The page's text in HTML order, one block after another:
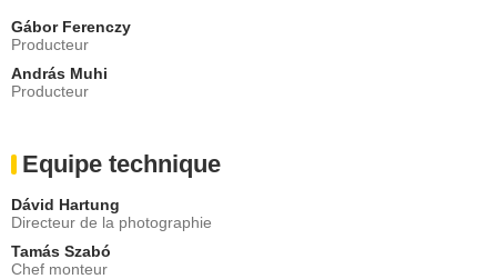
Gábor Ferenczy
Producteur
András Muhi
Producteur
Equipe technique
Dávid Hartung
Directeur de la photographie
Tamás Szabó
Chef monteur